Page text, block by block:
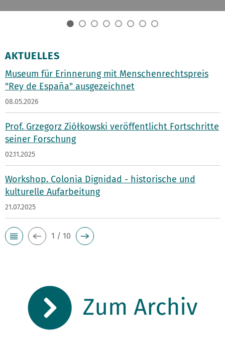
AKTUELLES
Museum für Erinnerung mit Menschenrechtspreis
"Rey de España" ausgezeichnet
08.05.2026
Prof. Grzegorz Ziółkowski veröffentlicht Fortschritte
seiner Forschung
02.11.2025
Workshop. Colonia Dignidad - historische und
kulturelle Aufarbeitung
21.07.2025
1 / 10